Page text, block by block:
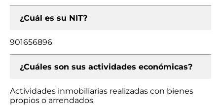
¿Cuál es su NIT?
901656896
¿Cuáles son sus actividades económicas?
Actividades inmobiliarias realizadas con bienes
propios o arrendados